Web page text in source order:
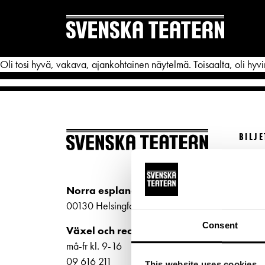
Consent
REPERTOAR & BILJETTER
Kalender
Biljetter
DITT
Textning
Oli tosi hyvä, vakava, ajankohtainen näytelmä. Toisaalta, oli
Norra esplanaden 2
00130 Helsingfors
Växel och reception
må-fr kl. 9-16
09 616 211
ti-fr